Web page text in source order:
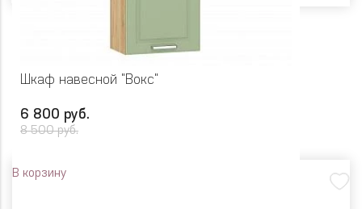
Шкаф навесной "Вокс"
6 800 руб.
8 500 руб.
В корзину